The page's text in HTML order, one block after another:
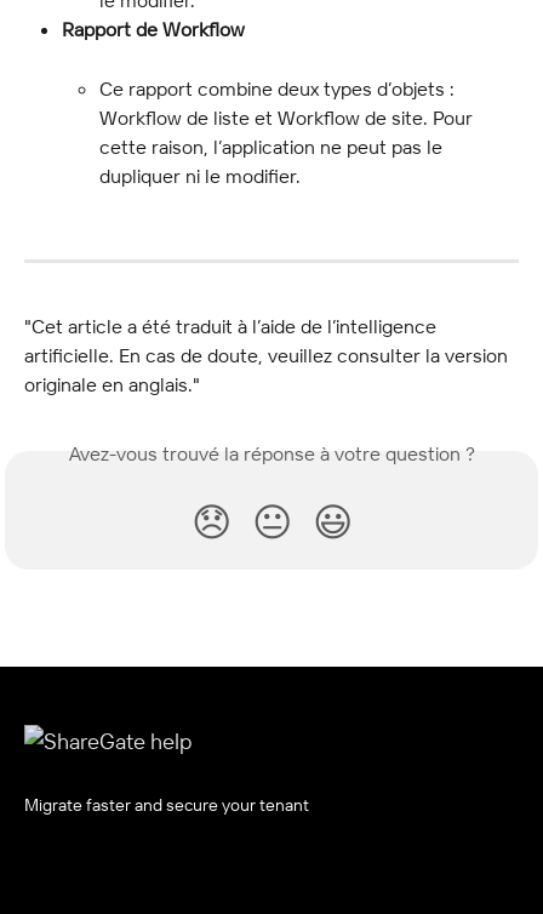
Rapport de Workflow
Ce rapport combine deux types d’objets :
Workflow de liste et Workflow de site. Pour
cette raison, l’application ne peut pas le
dupliquer ni le modifier.
"Cet article a été traduit à l’aide de l’intelligence
artificielle. En cas de doute, veuillez consulter la version
originale en anglais."
Avez-vous trouvé la réponse à votre question ?
😞 😐 😃
Migrate faster and secure your tenant